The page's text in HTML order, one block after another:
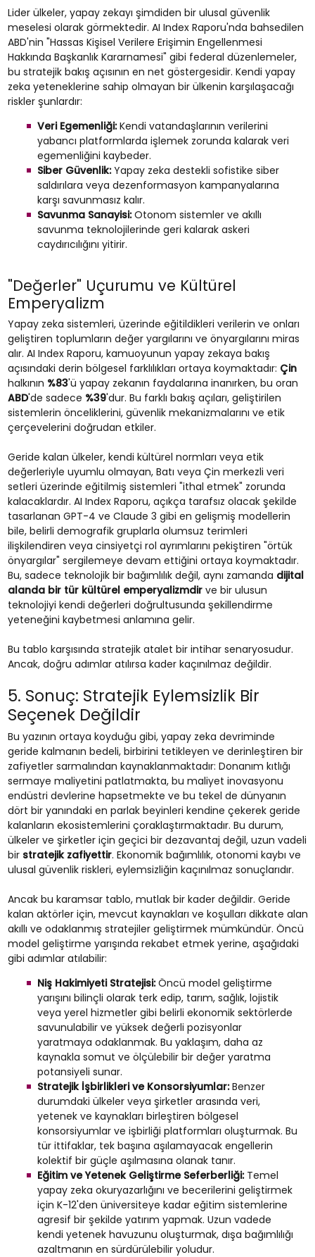
Lider ülkeler, yapay zekayı şimdiden bir ulusal güvenlik
meselesi olarak görmektedir. AI Index Raporu'nda bahsedilen
ABD'nin "Hassas Kişisel Verilere Erişimin Engellenmesi
Hakkında Başkanlık Kararnamesi" gibi federal düzenlemeler,
bu stratejik bakış açısının en net göstergesidir. Kendi yapay
zeka yeteneklerine sahip olmayan bir ülkenin karşılaşacağı
riskler şunlardır:
Veri Egemenliği:Kendi vatandaşlarının verilerini
yabancı platformlarda işlemek zorunda kalarak veri
egemenliğini kaybeder.
Siber Güvenlik:Yapay zeka destekli sofistike siber
saldırılara veya dezenformasyon kampanyalarına
karşı savunmasız kalır.
Savunma Sanayisi:Otonom sistemler ve akıllı
savunma teknolojilerinde geri kalarak askeri
caydırıcılığını yitirir.
"Değerler" Uçurumu ve Kültürel
Emperyalizm
Yapay zeka sistemleri, üzerinde eğitildikleri verilerin ve onları
geliştiren toplumların değer yargılarını ve önyargılarını miras
alır. AI Index Raporu, kamuoyunun yapay zekaya bakış
açısındaki derin bölgesel farklılıkları ortaya koymaktadır: Çin
halkının %83'ü yapay zekanın faydalarına inanırken, bu oran
ABD'de sadece %39'dur. Bu farklı bakış açıları, geliştirilen
sistemlerin önceliklerini, güvenlik mekanizmalarını ve etik
çerçevelerini doğrudan etkiler.
Geride kalan ülkeler, kendi kültürel normları veya etik
değerleriyle uyumlu olmayan, Batı veya Çin merkezli veri
setleri üzerinde eğitilmiş sistemleri "ithal etmek" zorunda
kalacaklardır. AI Index Raporu, açıkça tarafsız olacak şekilde
tasarlanan GPT-4 ve Claude 3 gibi en gelişmiş modellerin
bile, belirli demografik gruplarla olumsuz terimleri
ilişkilendiren veya cinsiyetçi rol ayrımlarını pekiştiren "örtük
önyargılar" sergilemeye devam ettiğini ortaya koymaktadır.
Bu, sadece teknolojik bir bağımlılık değil, aynı zamanda dijital
alanda bir tür kültürel emperyalizmdirve bir ulusun
teknolojiyi kendi değerleri doğrultusunda şekillendirme
yeteneğini kaybetmesi anlamına gelir.
Bu tablo karşısında stratejik atalet bir intihar senaryosudur.
Ancak, doğru adımlar atılırsa kader kaçınılmaz değildir.
5. Sonuç: Stratejik Eylemsizlik Bir
Seçenek Değildir
Bu yazının ortaya koyduğu gibi, yapay zeka devriminde
geride kalmanın bedeli, birbirini tetikleyen ve derinleştiren bir
zafiyetler sarmalından kaynaklanmaktadır: Donanım kıtlığı
sermaye maliyetini patlatmakta, bu maliyet inovasyonu
endüstri devlerine hapsetmekte ve bu tekel de dünyanın
dört bir yanındaki en parlak beyinleri kendine çekerek geride
kalanların ekosistemlerini çoraklaştırmaktadır. Bu durum,
ülkeler ve şirketler için geçici bir dezavantaj değil, uzun vadeli
bir stratejik zafiyettir. Ekonomik bağımlılık, otonomi kaybı ve
ulusal güvenlik riskleri, eylemsizliğin kaçınılmaz sonuçlarıdır.
Ancak bu karamsar tablo, mutlak bir kader değildir. Geride
kalan aktörler için, mevcut kaynakları ve koşulları dikkate alan
akıllı ve odaklanmış stratejiler geliştirmek mümkündür. Öncü
model geliştirme yarışında rekabet etmek yerine, aşağıdaki
gibi adımlar atılabilir:
Niş Hakimiyeti Stratejisi:Öncü model geliştirme
yarışını bilinçli olarak terk edip, tarım, sağlık, lojistik
veya yerel hizmetler gibi belirli ekonomik sektörlerde
savunulabilir ve yüksek değerli pozisyonlar
yaratmaya odaklanmak. Bu yaklaşım, daha az
kaynakla somut ve ölçülebilir bir değer yaratma
potansiyeli sunar.
Stratejik İşbirlikleri ve Konsorsiyumlar:Benzer
durumdaki ülkeler veya şirketler arasında veri,
yetenek ve kaynakları birleştiren bölgesel
konsorsiyumlar ve işbirliği platformları oluşturmak. Bu
tür ittifaklar, tek başına aşılamayacak engellerin
kolektif bir güçle aşılmasına olanak tanır.
Eğitim ve Yetenek Geliştirme Seferberliği:Temel
yapay zeka okuryazarlığını ve becerilerini geliştirmek
için K-12'den üniversiteye kadar eğitim sistemlerine
agresif bir şekilde yatırım yapmak. Uzun vadede
kendi yetenek havuzunu oluşturmak, dışa bağımlılığı
azaltmanın en sürdürülebilir yoludur.